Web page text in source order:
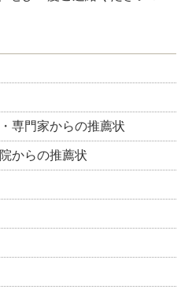
専門家からの推薦状
からの推薦状